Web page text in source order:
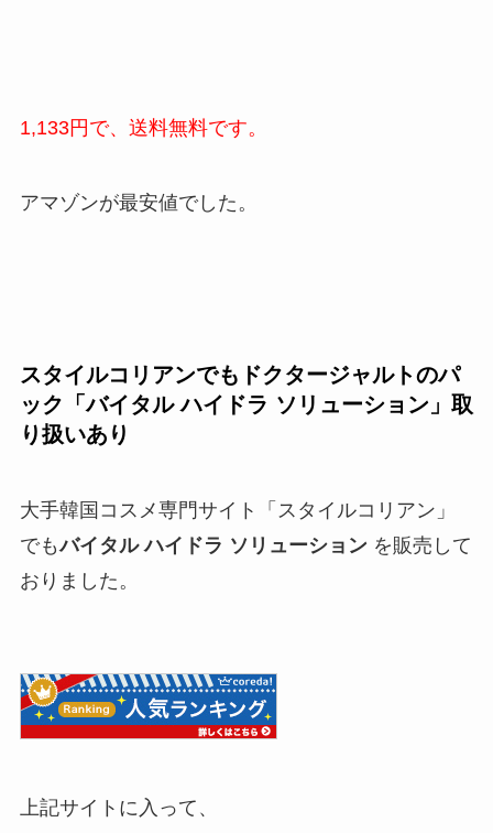
1,133円で、送料無料です。
アマゾンが最安値でした。
スタイルコリアンでもドクタージャルトのパ
ック「バイタル ハイドラ ソリューション 」取
り扱いあり
大手韓国コスメ専門サイト「スタイルコリアン」
でもバイタル ハイドラ ソリューション を販売して
おりました。
上記サイトに入って、